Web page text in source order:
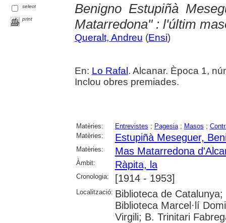
select
print
Benigno Estupiñà
Matarredona" : l'últim
Queralt, Andreu (Ensi)
En: Lo Rafal . Alcanar. Època 1,
Inclou obres premiades.
Matèries: Entrevistes ; Pagesia; Masos ;
Matèries:
Estupiñà Meseguer,
Matèries: Mas Matarredona
Àmbit: Ràpita, la
Cronologia: [1914 - 1953]
Localització: Biblioteca de
Biblioteca Marcel·lí
Virgili; B. Trinitari